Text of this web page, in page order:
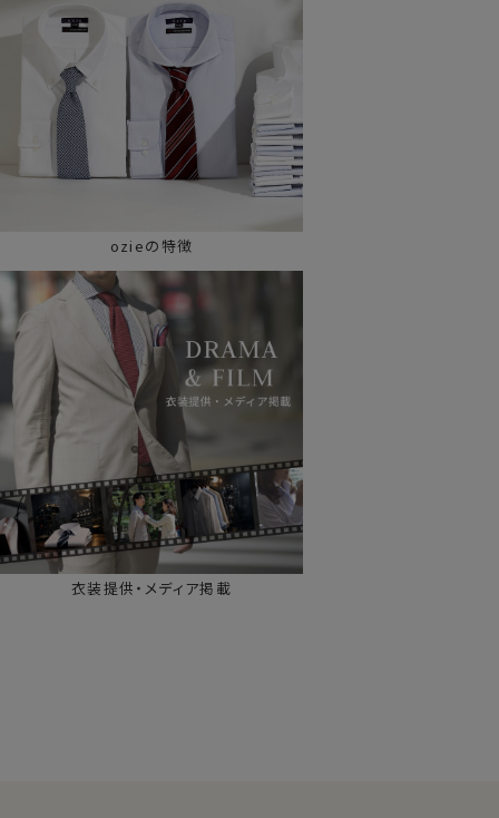
ozieの特徴
衣装提供・メディア掲載